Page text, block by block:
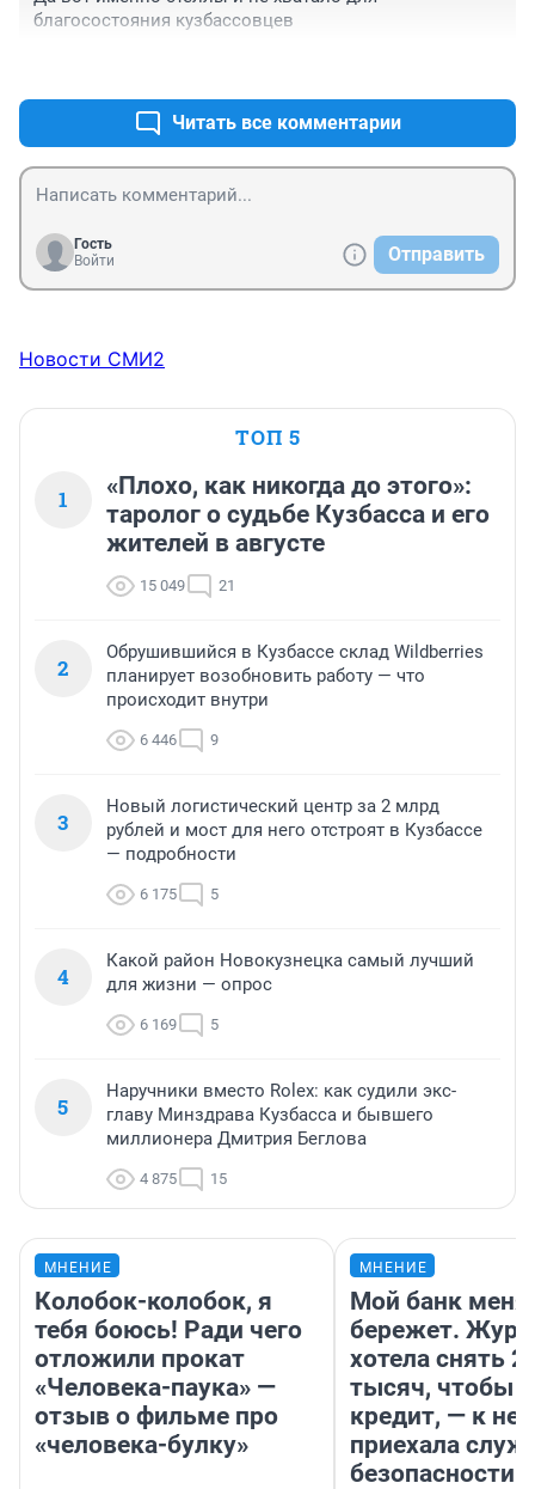
благосостояния кузбассовцев
Читать все комментарии
Гость
Войти
Отправить
Новости СМИ2
ТОП 5
1
«Плохо, как никогда до этого»:
таролог о судьбе Кузбасса и его
жителей в августе
15 049 21
2
Обрушившийся в Кузбассе склад Wildberries
планирует возобновить работу — что
происходит внутри
6 446 9
3
Новый логистический центр за 2 млрд
рублей и мост для него отстроят в Кузбассе
— подробности
6 175 5
4
Какой район Новокузнецка самый лучший
для жизни — опрос
6 169 5
5
Наручники вместо Rolex: как судили экс-
главу Минздрава Кузбасса и бывшего
миллионера Дмитрия Беглова
4 875 15
МНЕНИЕ
Колобок-колобок, я
тебя боюсь! Ради чего
отложили прокат
«Человека-паука» —
отзыв о фильме про
«человека-булку»
МНЕНИЕ
Мой банк меня
бережет.
хотела снять
тысяч, чтобы
кредит, — к
приехала
безопасности